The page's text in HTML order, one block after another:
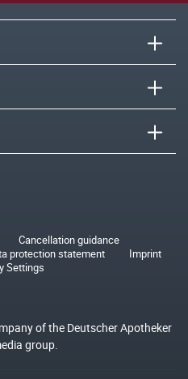
Cancellation guidance
protection statement
Imprint
Settings
of the Deutscher Apotheker
group.